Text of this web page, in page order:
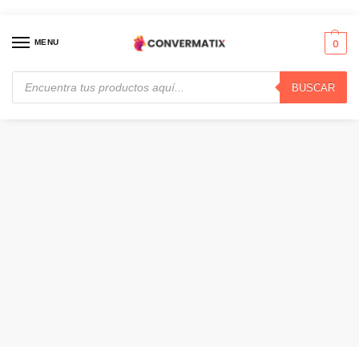
MENU
BUSCAR
0
Inicio / Proyectores / Pantallas / Klip Xtreme, Pantalla de proyección fija 100″, Instalación doble pared o techo, 16:9, Blanco · KPS-313